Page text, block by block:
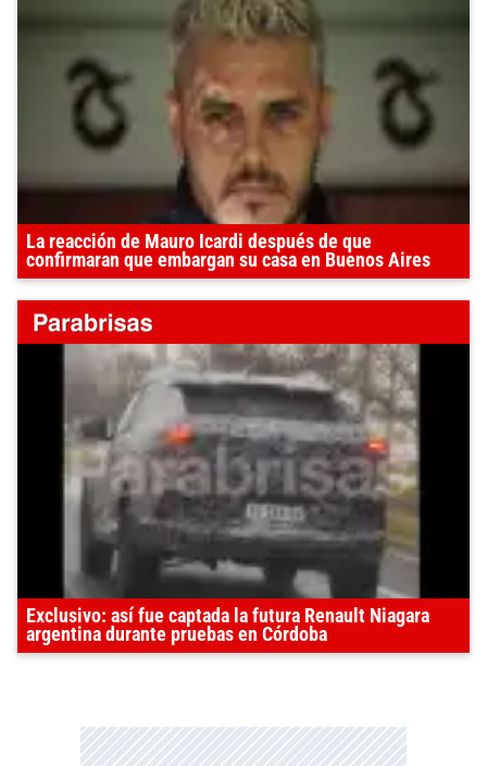
La reacción de Mauro Icardi después de que
confirmaran que embargan su casa en Buenos Aires
Exclusivo: así fue captada la futura Renault Niagara
argentina durante pruebas en Córdoba